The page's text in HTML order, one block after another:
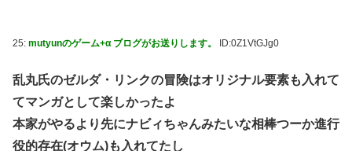
25: mutyunのゲーム+α ブログがお送りします。 ID:0Z1VtGJg0
乱丸氏のゼルダ・リンクの冒険はオリジナル要素も入れて
てマンガとして楽しかったよ
本家がやるより先にナビィちゃんみたいな相棒つーか進行
役的存在(オウム)も入れてたし